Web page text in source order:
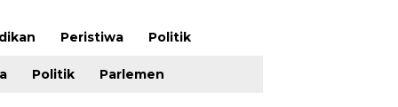
Peristiwa Politik
Politik Parlemen